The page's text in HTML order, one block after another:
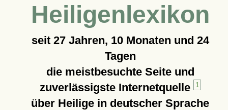
Heiligenlexikon
seit 27 Jahren, 10 Monaten und 24
Tagen
die meistbesuchte Seite und
zuverlässigste Internetquelle
1
über Heilige in deutscher Sprache